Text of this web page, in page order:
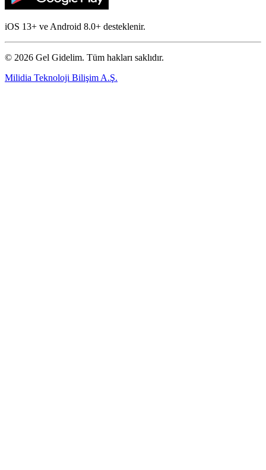
iOS 13+ ve Android 8.0+ desteklenir.
© 2026 Gel Gidelim. Tüm hakları saklıdır.
Milidia Teknoloji Bilişim A.Ş.